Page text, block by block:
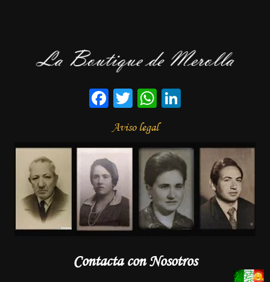
Facebook
TwitterWhatsApp
Aviso legal
Contacta con Nosotros